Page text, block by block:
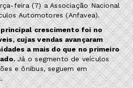
feira (7) a Associação Nacional
Automotores (Anfavea).
principal crescimento foi no
cujas vendas avançaram
a mais do que no primeiro
Já o segmento de veículos
e ônibus, seguem em